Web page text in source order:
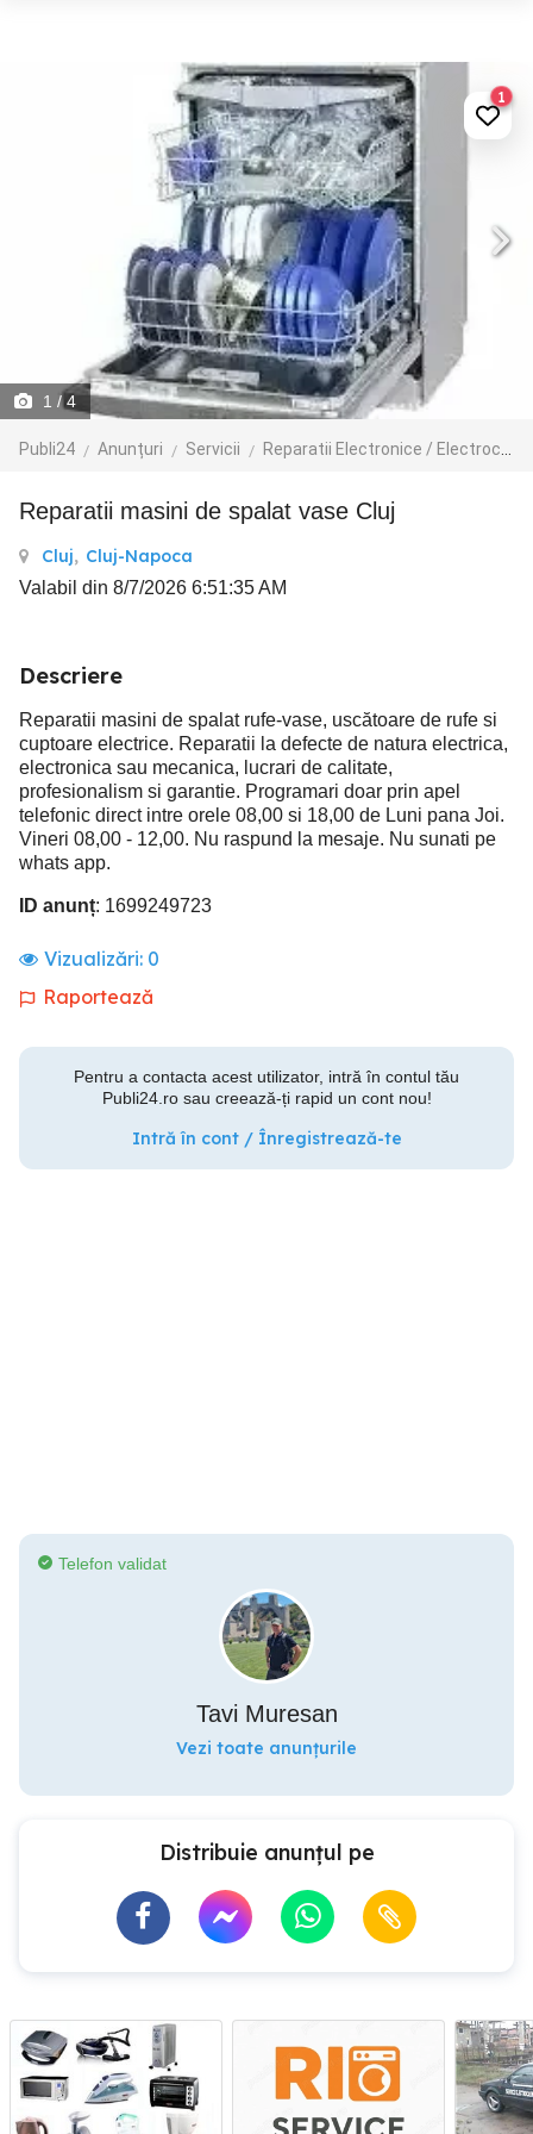
1 / 4
Publi24 Anunțuri Servicii Reparatii Electronice / Electrocasnice / PC
1
Reparatii masini de spalat vase Cluj
Cluj, Cluj-Napoca
Valabil din 8/7/2026 6:51:35 AM
Descriere
Reparatii masini de spalat rufe-vase, uscătoare de rufe si
cuptoare electrice. Reparatii la defecte de natura electrica,
electronica sau mecanica, lucrari de calitate,
profesionalism si garantie. Programari doar prin apel
telefonic direct intre orele 08,00 si 18,00 de Luni pana Joi.
Vineri 08,00 - 12,00. Nu raspund la mesaje. Nu sunati pe
whats app.
ID anunț: 1699249723
Vizualizări: 0
Raportează
Pentru a contacta acest utilizator, intră în contul tău
Publi24.ro sau creează-ți rapid un cont nou!
Intră în cont / Înregistrează-te
Telefon validat
Tavi Muresan
Vezi toate anunțurile
Distribuie anunțul pe